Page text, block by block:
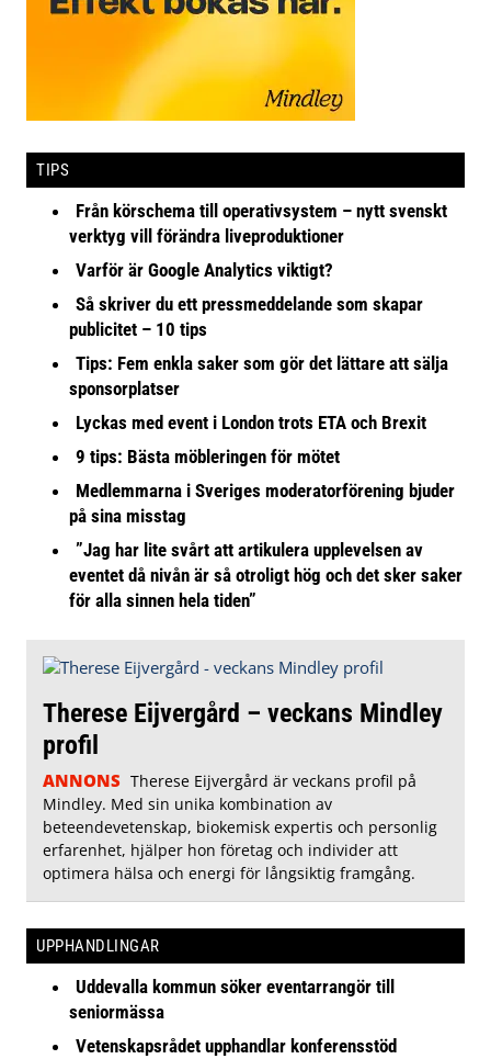
TIPS
Från körschema till operativsystem – nytt svenskt
verktyg vill förändra liveproduktioner
Varför är Google Analytics viktigt?
Så skriver du ett pressmeddelande som skapar
publicitet – 10 tips
Tips: Fem enkla saker som gör det lättare att sälja
sponsorplatser
Lyckas med event i London trots ETA och Brexit
9 tips: Bästa möbleringen för mötet
Medlemmarna i Sveriges moderatorförening bjuder
på sina misstag
”Jag har lite svårt att artikulera upplevelsen av
eventet då nivån är så otroligt hög och det sker saker
för alla sinnen hela tiden”
Therese Eijvergård – veckans Mindley
profil
ANNONS Therese Eijvergård är veckans profil på
Mindley. Med sin unika kombination av
beteendevetenskap, biokemisk expertis och personlig
erfarenhet, hjälper hon företag och individer att
optimera hälsa och energi för långsiktig framgång.
UPPHANDLINGAR
Uddevalla kommun söker eventarrangör till
seniormässa
Vetenskapsrådet upphandlar konferensstöd